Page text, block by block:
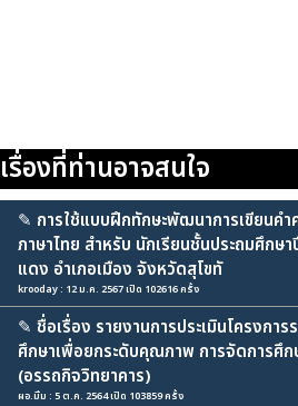
เรื่องที่ท่านอาจสนใจ
✎ การใช้แบบฝึกทักษะพัฒนาการเขียนคำ
ภาษาไทย สำหรับ นักเรียนชั้นประถมศึกษ
แดง อำเภอเมือง จังหวัดสุโขทั
krooday : 12 ม.ค. 2567 เปิด 102616 ครั้ง
✎ ชื่อเรื่อง รายงานการประเมินโครงกา
ศึกษาเพื่อยกระดับคุณภาพ การจัดการศึก
(อรรถกิจวิทยาคาร)
ผอ.มิ้ม : 5 ต.ค. 2564 เปิด 103859 ครั้ง